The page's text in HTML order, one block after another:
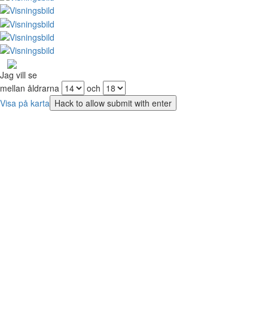
Jag vill se
mellan åldrarna
och
Visa på karta